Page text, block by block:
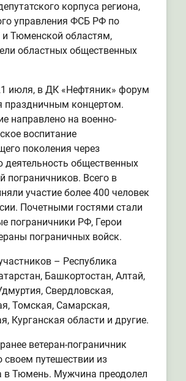
корпуса региона,
управления ФСБ РФ по
и Тюменской областям,
областных общественных
июля, в ДК «Нефтяник» форум
праздничным концертом.
направлено на военно-
воспитание
поколения через
деятельность общественных
пограничников. Всего в
участие более 400 человек
Почетными гостями стали
пограничники РФ, Герои
пограничных войск.
– Республика
Башкортостан, Алтай,
Свердловская,
Томская, Самарская,
Курганская области и другие.
ветеран-пограничник
своем путешествии из
в Тюмень. Мужчина преодолел